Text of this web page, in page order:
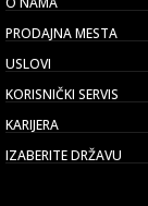
PRODAJNA MESTA
USLOVI
KORISNIČKI SERVIS
KARIJERA
IZABERITE DRŽAVU